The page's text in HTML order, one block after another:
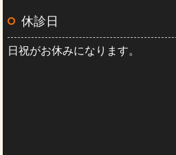
休診日
日祝がお休みになります。